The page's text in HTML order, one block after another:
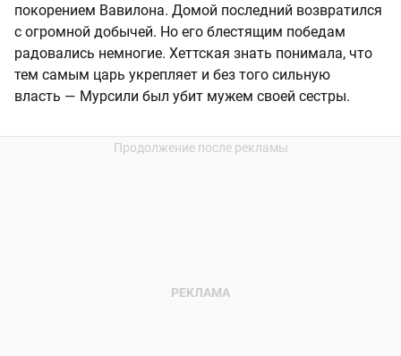
покорением Вавилона. Домой последний возвратился
с огромной добычей. Но его блестящим победам
радовались немногие. Хеттская знать понимала, что
тем самым царь укрепляет и без того сильную
власть — Мурсили был убит мужем своей сестры.